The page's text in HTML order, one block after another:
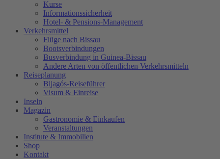
Kurse
Informationssicherheit
Hotel- & Pensions-Management
Verkehrsmittel
Flüge nach Bissau
Bootsverbindungen
Busverbindung in Guinea-Bissau
Andere Arten von öffentlichen Verkehrsmitteln
Reiseplanung
Bijagós-Reiseführer
Visum & Einreise
Inseln
Magazin
Gastronomie & Einkaufen
Veranstaltungen
Institute & Immobilien
Shop
Kontakt